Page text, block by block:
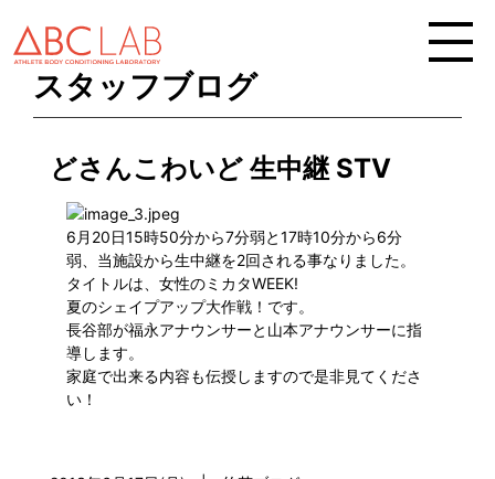
スタッフブログ
どさんこわいど 生中継 STV
6月20日15時50分から7分弱と17時10分から6分
弱、当施設から生中継を2回される事なりました。
タイトルは、女性のミカタWEEK!
夏のシェイプアップ大作戦！です。
長谷部が福永アナウンサーと山本アナウンサーに指
導します。
家庭で出来る内容も伝授しますので是非見てくださ
い！